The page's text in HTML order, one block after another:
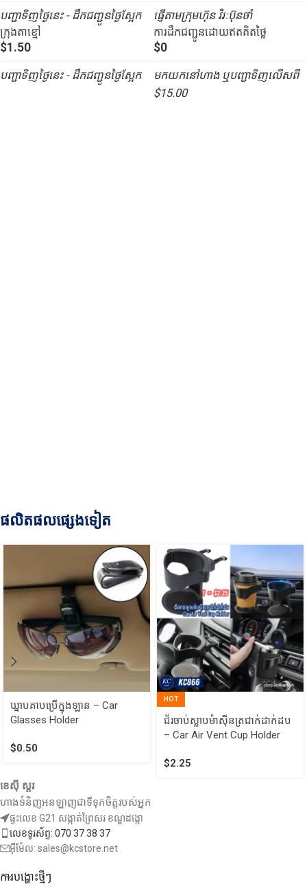
បញ្ជាទិញថ្ងៃនេះ - ដឹកជញ្ជូនថ្ងៃស្អែក
ក្រុងតាខ្មៅ
$1.50
បញ្ជាទិញថ្ងៃនេះ - ដឹកជញ្ជូនថ្ងៃស្អែក
ផ្ញើតាមក្រុមហ៊ុន វិរៈប៊ុនថាំ
ការដឹកជញ្ជូនដោយឥតគិតថ្លៃ
$0
មកយកនៅហាង ឬបញ្ជាទិញលើសពី
$15.00
ផលិតផលផ្សេងទៀត
ឃ្នាបគាបប្រើក្នុងឡាន – Car
Glasses Holder
$0.50
HOT
ជ័រចាប់ស្លាបម៉ាស៊ីនត្រជាក់ដាក់ដប
– Car Air Vent Cup Holder
$2.25
ខេស៊ី ស្តរ
ហាងទំនិញអនឡាញជាទីទុកចិត្តរបស់អ្នក
ផ្ទះលេខ G21 សង្កាត់ព្រៃសរ ខណ្ឌដង្កោ
លេខទូរស័ព្ទ: 070 37 38 37
អ៊ីម៉ែល: sales@kcstore.net
ការបង្ហោះថ្មីៗ